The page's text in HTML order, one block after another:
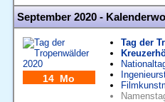
September 2020 -
14 Mo
Tag der